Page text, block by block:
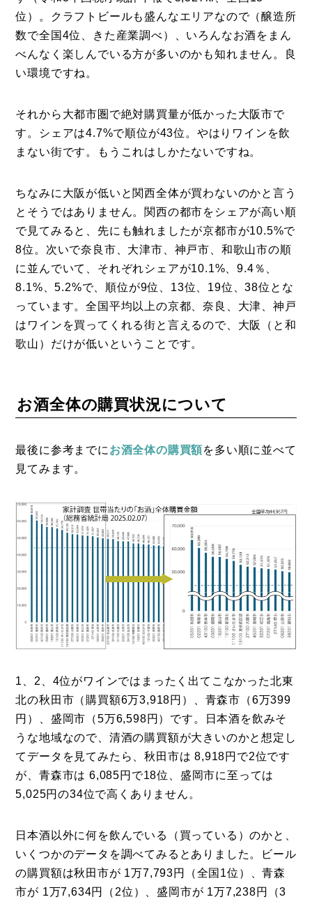
位）。クラフトビールも盛んなエリアなので（醸造所
数で全国4位、きた産業調べ）、いろんなお酒をまん
べんなく楽しんでいる方が多いのかも知れません。良
い環境ですね。
それから大都市圏で絶対購買量が低かった大阪市で
す。シェアは4.7%で順位が43位。やはりワインを飲
まない街です。もうこれはしかたないですね。
ちなみに大阪が低いと関西全体が買わないのかと言う
とそうではありません。関西の都市をシェアが高い順
で見てみると、先にも触れましたが京都市が10.5%で
8位。次いで奈良市、大津市、神戸市、和歌山市の順
に並んでいて、それぞれシェアが10.1%、9.4％、
8.1%、5.2%で、順位が9位、13位、19位、38位とな
っています。全国平均以上の京都、奈良、大津、神戸
はワインを買ってくれる街と言えるので、大阪（と和
歌山）だけが低いということです。
お酒全体の購買状況について
最後に参考までに お酒全体の購買額を多い順に並べて
見てみます。
1、2、4位がワインではまったく出てこなかった北東
北の秋田市（購買額6万3,918円）、青森市（6万399
円）、盛岡市（5万6,598円）です。日本酒を飲みそ
うな地域なので、清酒の購買額が大きいのかと想定し
てデータを見てみたら、秋田市は 8,918円で2位です
が、青森市は 6,085円で18位、盛岡市に至っては
5,025円の34位で高くありません。
日本酒以外に何を飲んでいる（買っている）のかと、
いくつかのデータを調べてみるとありました。ビール
の購買額は秋田市が 1万7,793円（全国1位）、青森
市が 1万7,634円（2位）、盛岡市が 1万7,238円（3